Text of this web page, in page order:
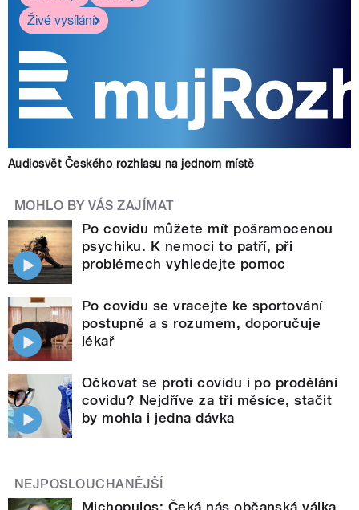
Živé vysílání
Audiosvět Českého rozhlasu na jednom místě
MOHLO BY VÁS ZAJÍMAT
Po covidu můžete mít pošramocenou
psychiku. K nemoci to patří, při
problémech vyhledejte pomoc
Po covidu se vracejte ke sportování
postupně a s rozumem, doporučuje
lékař
Očkovat se proti covidu i po prodělání
covidu? Nejdříve za tři měsíce, stačit
by mohla i jedna dávka
NEJPOSLOUCHANĚJŠÍ